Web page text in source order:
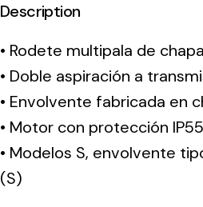
and need
Description
• Rodete multipala de
• Doble aspiración a
• Envolvente fabricada en
• Motor con protección
• Modelos S, envolvente
(S)